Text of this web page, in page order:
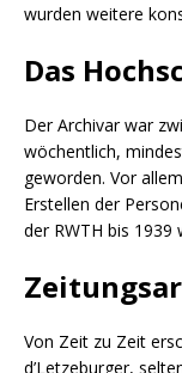
wurden weitere
Das
Der Archivar war
wöchentlich,
geworden. Vor
Erstellen der
der RWTH bis 1939
Von Zeit zu Zeit
d’Letzeburger,